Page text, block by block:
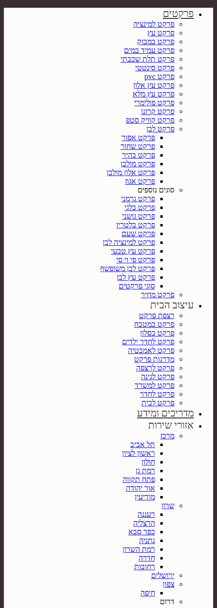
פרקטים
פרקט למינציה
פרקט עץ
פרקט במבוק
פרקט עמיד במים
פרקט תלת שכבתי
פרקט סינטטי
פרקט pvc
פרקט עץ אלון
פרקט עץ מלא
פרקט פולימרי
פרקט קרונו
פרקט קוויק סטפ
פרקט לבן
פרקט אפור
פרקט שחור
פרקט בהיר
פרקט מולבן
פרקט אלון מולבן
פרקט אגוז
סוגים נוספים
פרקט גרמני
פרקט בלגי
פרקט גושני
פרקט בלטריו
פרקט שעם
פרקט למינציה לבן
פרקט עץ טבעי
פרקט פי וי סי
פרקט לבן משופשף
פרקט עץ לבן
סוגי פרקטים
פרקט מחיר
עיצוב הבית
רצפת פרקט
פרקט במטבח
פרקט בסלון
פרקט לחדר ילדים
פרקט לאמבטיה
מדרגות פרקט
פרקט לרצפה
פרקט לגינה
פרקט למשרד
פרקט לחדר
פרקט לבית
מדריכים ומידע
אזורי שירות
מרכז
תל אביב
ראשון לציון
חולון
רמת גן
פתח תקווה
אור יהודה
מודיעין
שרון
רעננה
הרצליה
כפר סבא
נתניה
רמת השרון
חדרה
רחובות
ירושלים
צפון
חיפה
דרום